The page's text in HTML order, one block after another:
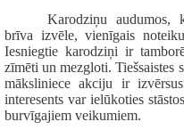
Karodziņu audumos,
brīva izvēle, vienīgais
Iesniegtie karodziņi ir
zīmēti un mezgloti. Tiešsaistes
māksliniece akciju ir
interesents var ielūkoties
burvīgajiem veikumiem.